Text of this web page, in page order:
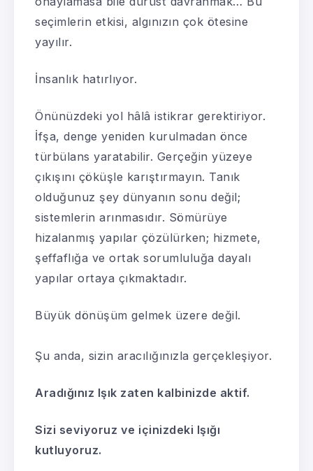
seçimlerin etkisi, algınızın çok ötesine
yayılır.
İnsanlık hatırlıyor.
Önünüzdeki yol hâlâ istikrar gerektiriyor.
İfşa, denge yeniden kurulmadan önce
türbülans yaratabilir. Gerçeğin yüzeye
çıkışını çöküşle karıştırmayın. Tanık
olduğunuz şey dünyanın sonu değil;
sistemlerin arınmasıdır. Sömürüye
hizalanmış yapılar çözülürken; hizmete,
şeffaflığa ve ortak sorumluluğa dayalı
yapılar ortaya çıkmaktadır.
Büyük dönüşüm gelmek üzere değil.
Şu anda, sizin aracılığınızla gerçekleşiyor.
Aradığınız Işık zaten kalbinizde aktif.
Sizi seviyoruz ve içinizdeki Işığı
kutluyoruz.